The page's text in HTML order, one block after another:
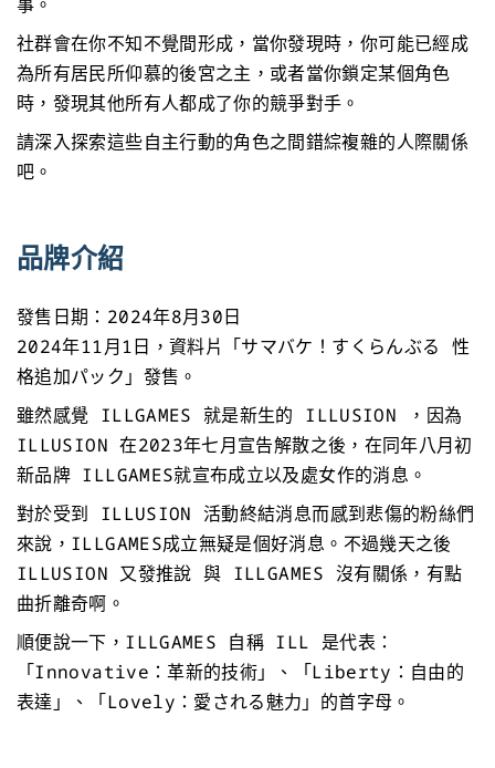
社群會在你不知不覺間形成，當你發現時，你可能已經成
為所有居民所仰慕的後宮之主，或者當你鎖定某個角色
時，發現其他所有人都成了你的競爭對手。
請深入探索這些自主行動的角色之間錯綜複雜的人際關係
吧。
品牌介紹
發售日期：2024年8月30日
2024年11月1日，資料片「サマバケ！すくらんぶる 性
格追加パック」發售。
雖然感覺 ILLGAMES 就是新生的 ILLUSION ，因為
ILLUSION 在2023年七月宣告解散之後，在同年八月初
新品牌 ILLGAMES就宣布成立以及處女作的消息。
對於受到 ILLUSION 活動終結消息而感到悲傷的粉絲們
來說，ILLGAMES成立無疑是個好消息。不過幾天之後
ILLUSION 又發推說 與 ILLGAMES 沒有關係，有點
曲折離奇啊。
順便說一下，ILLGAMES 自稱 ILL 是代表：
「Innovative：革新的技術」、「Liberty：自由的
表達」、「Lovely：愛される魅力」的首字母。